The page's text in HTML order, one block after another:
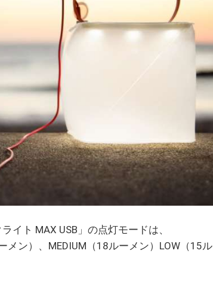
イト MAX USB」の点灯モードは、
メン）、MEDIUM（18ルーメン）LOW（15ル